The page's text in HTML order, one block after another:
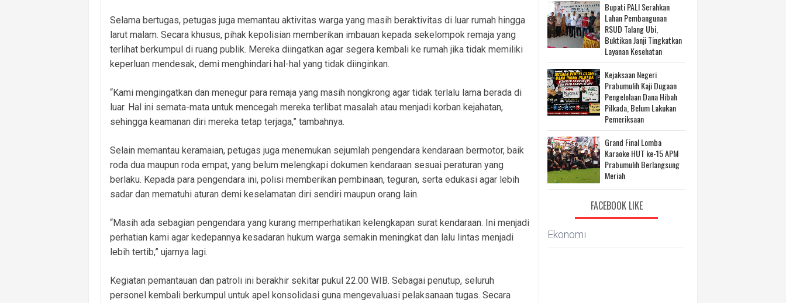
Selama bertugas, petugas juga memantau aktivitas warga yang masih beraktivitas di luar rumah hingga
larut malam. Secara khusus, pihak kepolisian memberikan imbauan kepada sekelompok remaja yang
terlihat berkumpul di ruang publik. Mereka diingatkan agar segera kembali ke rumah jika tidak memiliki
keperluan mendesak, demi menghindari hal-hal yang tidak diinginkan.
“Kami mengingatkan dan menegur para remaja yang masih nongkrong agar tidak terlalu lama berada di
luar. Hal ini semata-mata untuk mencegah mereka terlibat masalah atau menjadi korban kejahatan,
sehingga keamanan diri mereka tetap terjaga,” tambahnya.
Selain memantau keramaian, petugas juga menemukan sejumlah pengendara kendaraan bermotor, baik
roda dua maupun roda empat, yang belum melengkapi dokumen kendaraan sesuai peraturan yang
berlaku. Kepada para pengendara ini, polisi memberikan pembinaan, teguran, serta edukasi agar lebih
sadar dan mematuhi aturan demi keselamatan diri sendiri maupun orang lain.
“Masih ada sebagian pengendara yang kurang memperhatikan kelengkapan surat kendaraan. Ini menjadi
perhatian kami agar kedepannya kesadaran hukum warga semakin meningkat dan lalu lintas menjadi
lebih tertib,” ujarnya lagi.
Kegiatan pemantauan dan patroli ini berakhir sekitar pukul 22.00 WIB. Sebagai penutup, seluruh
personel kembali berkumpul untuk apel konsolidasi guna mengevaluasi pelaksanaan tugas. Secara
Bupati PALI Serahkan
Lahan Pembangunan
RSUD Talang Ubi,
Buktikan Janji Tingkatkan
Layanan Kesehatan
Kejaksaan Negeri
Prabumulih Kaji Dugaan
Pengelolaan Dana Hibah
Pilkada, Belum Lakukan
Pemeriksaan
Grand Final Lomba
Karaoke HUT ke-15 APM
Prabumulih Berlangsung
Meriah
FACEBOOK LIKE
Ekonomi